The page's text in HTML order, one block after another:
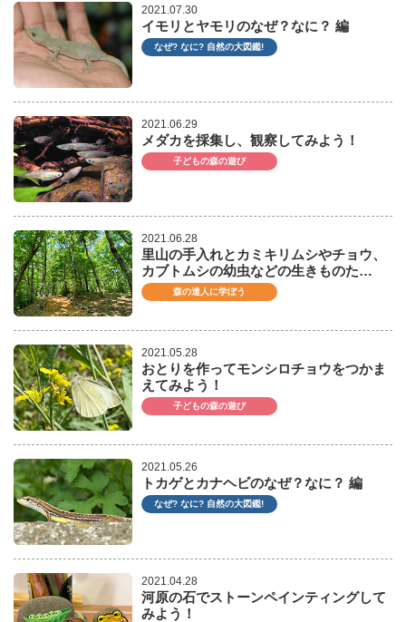
2021.07.30
イモリとヤモリのなぜ？なに？ 編
なぜ? なに? 自然の大図鑑!
2021.06.29
メダカを採集し、観察してみよう！
子どもの森の遊び
2021.06.28
里山の手入れとカミキリムシやチョウ、
カブトムシの幼虫などの生きものた…
森の達人に学ぼう
2021.05.28
おとりを作ってモンシロチョウをつかま
えてみよう！
子どもの森の遊び
2021.05.26
トカゲとカナヘビのなぜ？なに？ 編
なぜ? なに? 自然の大図鑑!
2021.04.28
河原の石でストーンペインティングして
みよう！